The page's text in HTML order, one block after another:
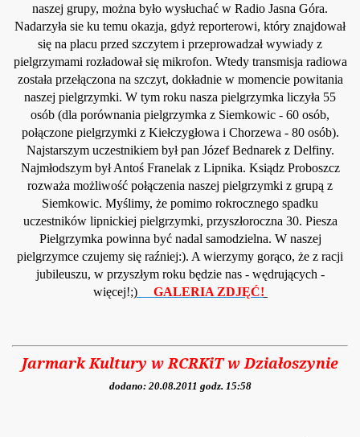
naszej grupy, można było wysłuchać w Radio Jasna Góra.
Nadarzyła sie ku temu okazja, gdyż reporterowi, który znajdował
się na placu przed szczytem i przeprowadzał wywiady z
pielgrzymami rozładował się mikrofon. Wtedy transmisja radiowa
została przełączona na szczyt, dokładnie w momencie powitania
naszej pielgrzymki. W tym roku nasza pielgrzymka liczyła 55
osób (dla porównania pielgrzymka z Siemkowic - 60 osób,
połączone pielgrzymki z Kiełczygłowa i Chorzewa - 80 osób).
Najstarszym uczestnikiem był pan Józef Bednarek z Delfiny.
Najmłodszym był Antoś Franelak z Lipnika. Ksiądz Proboszcz
rozważa możliwość połączenia naszej pielgrzymki z grupą z
Siemkowic. Myślimy, że pomimo rokrocznego spadku
uczestników lipnickiej pielgrzymki, przyszłoroczna 30. Piesza
Pielgrzymka powinna być nadal samodzielna. W naszej
pielgrzymce czujemy się raźniej:). A wierzymy gorąco, że z racji
jubileuszu, w przyszłym roku będzie nas - wędrujących -
więcej!;)
GALERIA ZDJĘĆ!
Jarmark Kultury w RCRKiT w Działoszynie
dodano: 20.08.2011 godz. 15:58